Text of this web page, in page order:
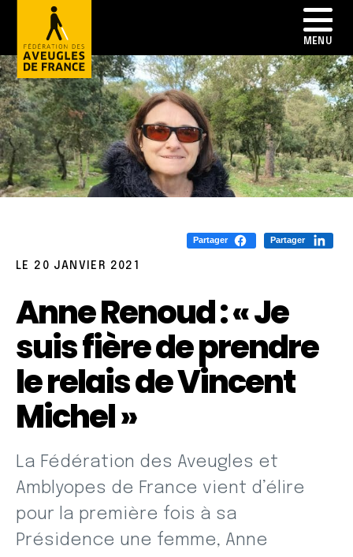
Partager Partager
LE 20 JANVIER 2021
Anne Renoud : « Je
suis fière de prendre
le relais de Vincent
Michel »
La Fédération des Aveugles et
Amblyopes de France vient d’élire
pour la première fois à sa
Présidence une femme, Anne